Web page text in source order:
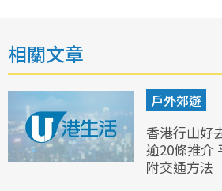
相關文章
戶外郊遊
香港行山好
逾20條推介
附交通方法